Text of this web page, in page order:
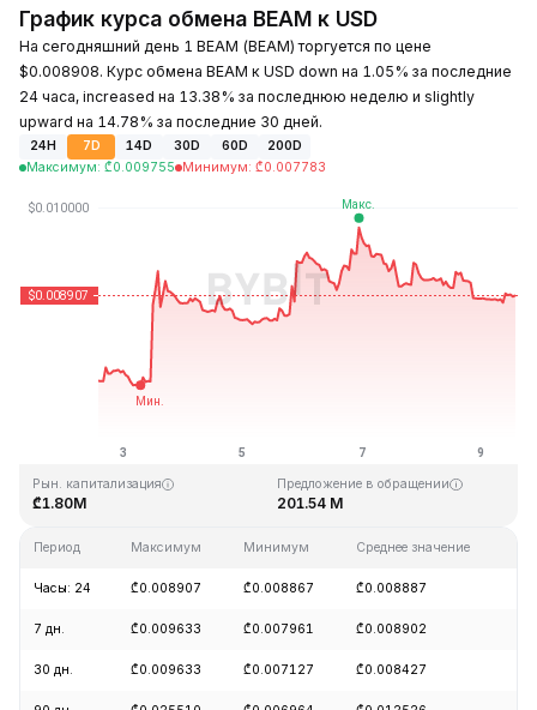
График курса обмена BEAM к USD
На сегодняшний день 1 BEAM (BEAM) торгуется по цене
$0.008908. Курс обмена BEAM к USD down на 1.05% за последние
24 часа, increased на 13.38% за последнюю неделю и slightly
upward на 14.78% за последние 30 дней.
24H 7D 14D 30D 60D
200D
Максимум: ₾0.009755 Минимум: ₾0.007783
Последнее обновление: 13:46 GMT+0 2026-08-09
Рын. капитализация
₾1.80M
Предложение в обращении
201.54 M
Период Максимум Минимум Среднее значение
Часы: 24 ₾0.008907 ₾0.008867 ₾0.008887
7 дн. ₾0.009633 ₾0.007961 ₾0.008902
30 дн. ₾0.009633 ₾0.007127 ₾0.008427